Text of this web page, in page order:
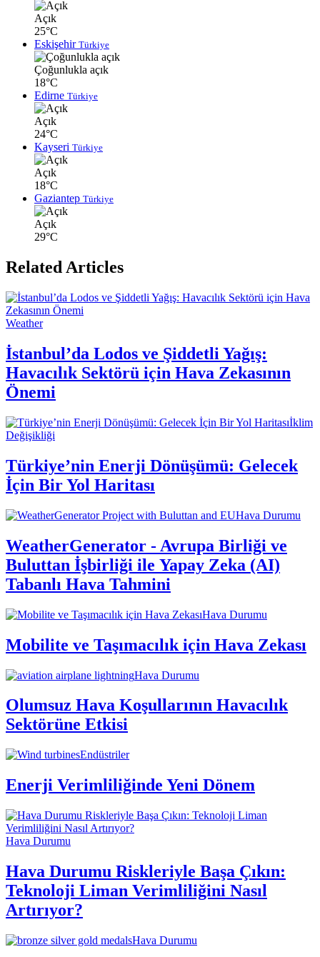
Açık
25°C
Eskişehir Türkiye
Çoğunlukla açık
18°C
Edirne Türkiye
Açık
24°C
Kayseri Türkiye
Açık
18°C
Gaziantep Türkiye
Açık
29°C
Related Articles
Weather
İstanbul’da Lodos ve Şiddetli Yağış:
Havacılık Sektörü için Hava Zekasının
Önemi
İklim
Değişikliği
Türkiye’nin Enerji Dönüşümü: Gelecek
İçin Bir Yol Haritası
Hava Durumu
WeatherGenerator - Avrupa Birliği ve
Buluttan İşbirliği ile Yapay Zeka (AI)
Tabanlı Hava Tahmini
Hava Durumu
Mobilite ve Taşımacılık için Hava Zekası
Hava Durumu
Olumsuz Hava Koşullarının Havacılık
Sektörüne Etkisi
Endüstriler
Enerji Verimliliğinde Yeni Dönem
Hava Durumu
Hava Durumu Riskleriyle Başa Çıkın:
Teknoloji Liman Verimliliğini Nasıl
Artırıyor?
Hava Durumu